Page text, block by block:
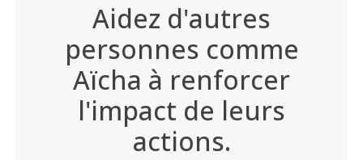
Aidez d'autres
personnes comme
Aïcha à renforcer
l'impact de leurs
actions.